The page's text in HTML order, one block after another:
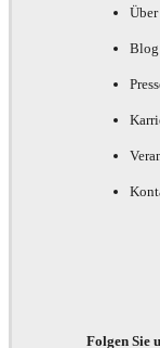
Blog
Folgen Sie